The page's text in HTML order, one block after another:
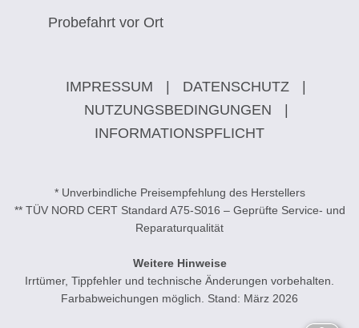
Probefahrt vor Ort
IMPRESSUM DATENSCHUTZ
NUTZUNGSBEDINGUNGEN
INFORMATIONSPFLICHT
* Unverbindliche Preisempfehlung des Herstellers
** TÜV NORD CERT Standard A75-S016 – Geprüfte Service- und
Reparaturqualität
Weitere Hinweise
Irrtümer, Tippfehler und technische Änderungen vorbehalten.
Farbabweichungen möglich. Stand: März 2026